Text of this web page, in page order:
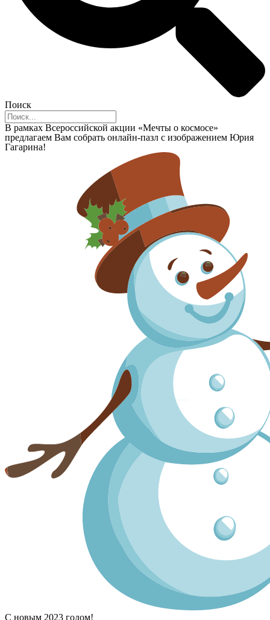
Поиск
В рамках Всероссийской акции «Мечты о космосе»
предлагаем Вам собрать онлайн-пазл с изображением Юрия
Гагарина!
С новым 2023 годом!